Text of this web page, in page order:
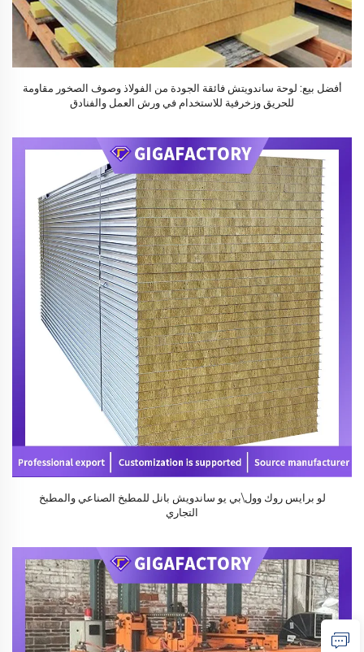
أفضل بيع: لوحة ساندويتش فائقة الجودة من الفولاذ وصوف الصخور مقاومة
للحريق وزخرفية للاستخدام في ورش العمل والفنادق
لو برايس روك وول\بي يو ساندويش بانل للمطبخ الصناعي والمطبخ
التجاري